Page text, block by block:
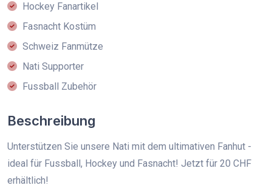
Hockey Fanartikel
Fasnacht Kostüm
Schweiz Fanmütze
Nati Supporter
Fussball Zubehör
Beschreibung
Unterstützen Sie unsere Nati mit dem ultimativen Fanhut -
ideal für Fussball, Hockey und Fasnacht! Jetzt für 20 CHF
erhältlich!